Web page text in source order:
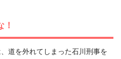
道を外れてしまった石川刑事を